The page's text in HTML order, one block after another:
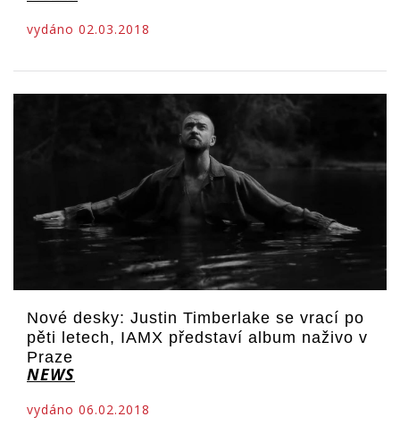
vydáno 02.03.2018
Nové desky: Justin Timberlake se vrací po
pěti letech, IAMX představí album naživo v
Praze
NEWS
vydáno 06.02.2018